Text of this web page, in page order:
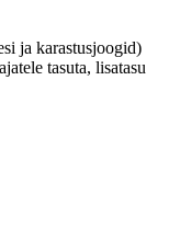
ja karastusjoogid)
tasuta, lisatasu